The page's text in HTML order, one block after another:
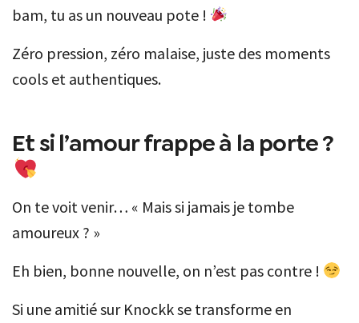
bam, tu as un nouveau pote !
Zéro pression, zéro malaise, juste des moments
cools et authentiques.
Et si l’amour frappe à la porte ?
On te voit venir… « Mais si jamais je tombe
amoureux ? »
Eh bien, bonne nouvelle, on n’est pas contre !
Si une amitié sur Knockk se transforme en